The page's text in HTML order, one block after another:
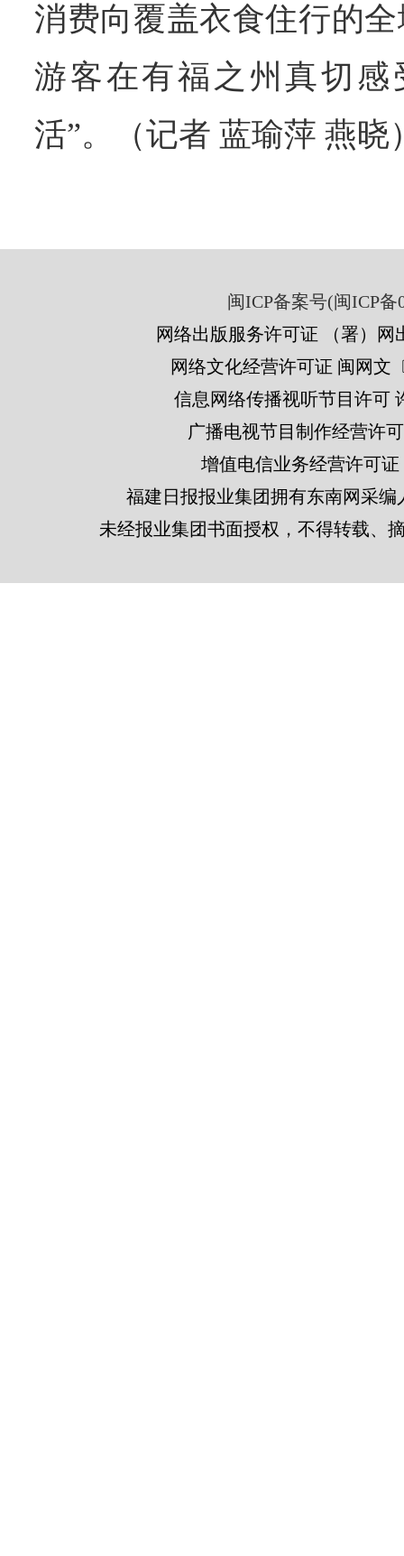
消费向覆盖衣食住行的
游客在有福之州真切感
活”。（记者 蓝瑜萍 燕晓
闽ICP备案号(闽ICP备
网络出版服务许可证 （署）网
网络文化经营许可证 闽网文
信息网络传播视听节目许可
广播电视节目制作经营许
增值电信业务经营许可证
福建日报报业集团拥有东南网采
未经报业集团书面授权，不得转载、